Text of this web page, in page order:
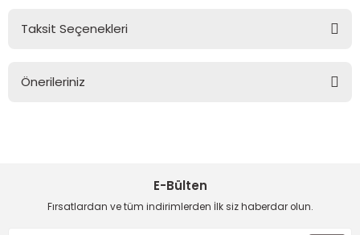
Bu ürüne ilk yorumu siz yapın!
Taksit Seçenekleri
Önerileriniz
Ürün resmi kalitesiz, bozuk veya görüntülenemiyor.
E-Bülten
Fırsatlardan ve tüm indirimlerden İlk siz haberdar olun.